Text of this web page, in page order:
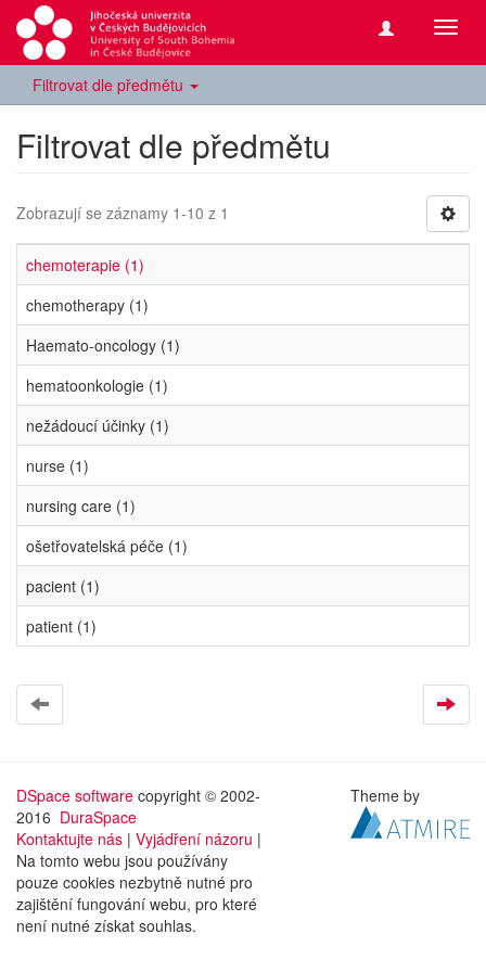
Filtrovat dle předmětu
Filtrovat dle předmětu
Zobrazují se záznamy 1-10 z 1
chemoterapie (1)
chemotherapy (1)
Haemato-oncology (1)
hematoonkologie (1)
nežádoucí účinky (1)
nurse (1)
nursing care (1)
ošetřovatelská péče (1)
pacient (1)
patient (1)
DSpace software copyright © 2002-
2016 DuraSpace
Kontaktujte nás | Vyjádření názoru |
Na tomto webu jsou používány
pouze cookies nezbytně nutné pro
zajištění fungování webu, pro které
není nutné získat souhlas.
Theme by